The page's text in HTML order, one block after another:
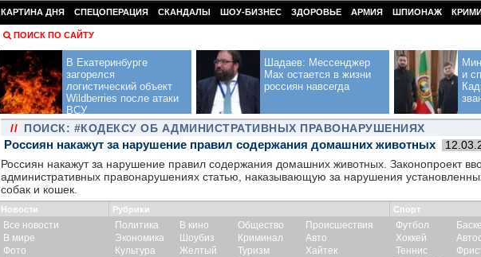
КАРТИНА ДНЯ СПЕЦОПЕРАЦИЯ СКАНДАЛЫ ШОУ-БИЗНЕС ЗДОРОВЬЕ АРМИЯ ШПИОНАЖ
ПОИСК ПО САЙТУ
В Екатеринбурге
загорелся
логистический объект
Wildberries после атаки
ВСУ
Шадаев: Мессенджер
Max остается в жизни
россиян навсегда
и
// ПОИСК: #КОДЕКСУ ОБ АДМИНИСТРАТИВНЫХ ПРАВОНАРУШЕНИЯХ
Россиян накажут за нарушение правил содержания домашних животных
Россиян накажут за нарушение правил содержания домашних животных. Законопроект
административных правонарушениях статью, наказывающую за нарушения
собак и кошек.
Новости
Все новости
В мире
Фото
Рубрики
Политика
Экономика
Культура
В кино
Шоубиз
Желтый
Общество
Криминал
Туризм
Происшествия
Авто
Хайтек
Спорт
Футбол
Хоккей
Теннис